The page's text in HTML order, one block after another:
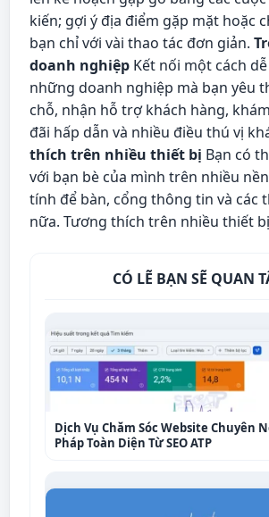
kiến; gợi ý địa điểm gặp mặt hoặc
bạn chỉ với vài thao tác đơn giản.
doanh nghiệp Kết nối một cách
những doanh nghiệp mà bạn yêu
chỗ, nhận hỗ trợ khách hàng,
đãi hấp dẫn và nhiều điều thú vị
thích trên nhiều thiết bị Bạn có
với bạn bè của mình trên nhiều
tính để bàn, cổng thông tin và các
nữa. Tương thích trên nhiều thiết bị
CÓ LẼ BẠN SẼ QUAN
Dịch Vụ Chăm Sóc Website Chuyên
Pháp Toàn Diện Từ SEO ATP